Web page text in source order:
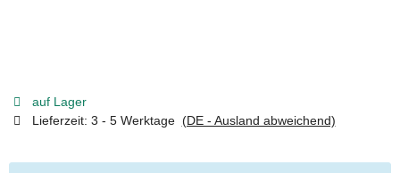
auf Lager
Lieferzeit: 3 - 5 Werktage (DE - Ausland abweichend)